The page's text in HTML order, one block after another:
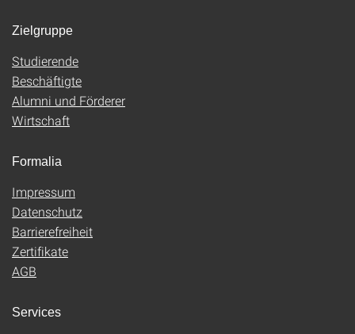
Zielgruppe
Studierende
Beschäftigte
Alumni und Förderer
Wirtschaft
Formalia
Impressum
Datenschutz
Barrierefreiheit
Zertifikate
AGB
Services